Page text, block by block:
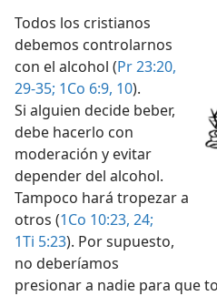
Todos los cristianos
debemos controlarnos
con el alcohol (Pr 23:20,
29-35; 1Co 6:9, 10).
Si alguien decide beber,
debe hacerlo con
moderación y evitar
depender del alcohol.
Tampoco hará tropezar a
otros (1Co 10:23, 24;
1Ti 5:23). Por supuesto,
no deberíamos
presionar a nadie para que